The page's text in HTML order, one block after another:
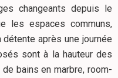
changeants depuis le
les espaces communs,
après une journée
sont à la hauteur des
bains en marbre, room-